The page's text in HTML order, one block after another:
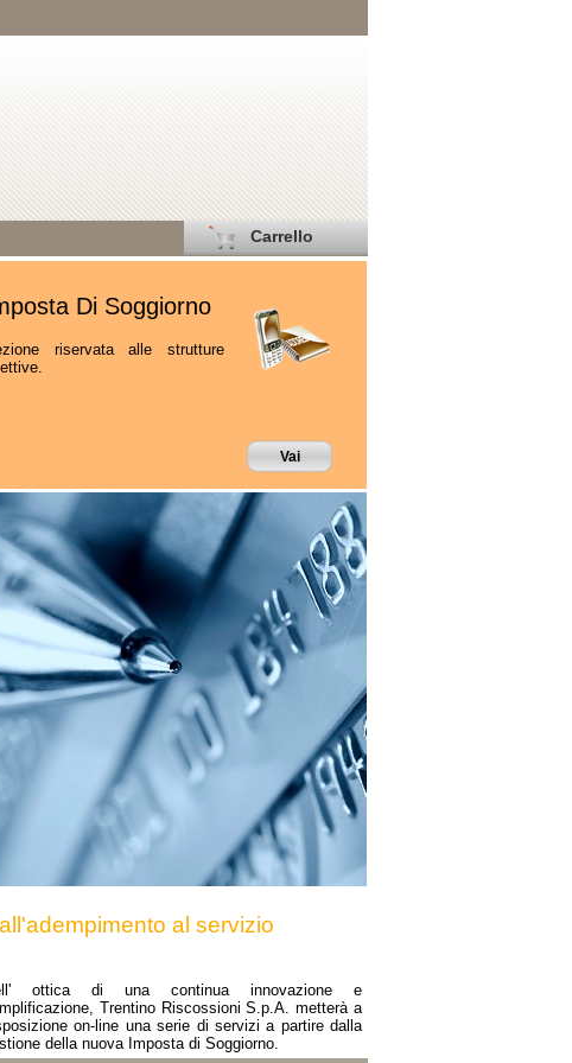
Carrello
Di Soggiorno
riservata alle strutture
Vai
al servizio
ottica di una continua innovazione e
Trentino Riscossioni S.p.A. metterà a
on-line una serie di servizi a partire dalla
della nuova Imposta di Soggiorno.